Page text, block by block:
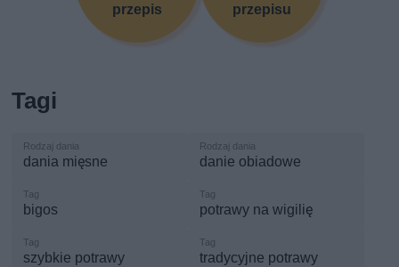
przepis
przepisu
Tagi
dania mięsne danie obiadowe
bigos potrawy na wigilię
szybkie potrawy
tradycyjne potrawy